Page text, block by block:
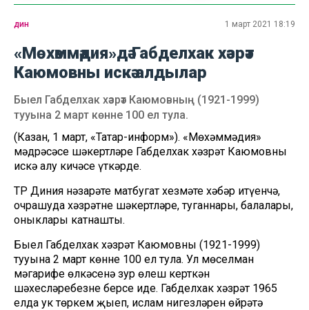
дин 1 март 2021 18:19
«Мөхәммәдия»дә Габделхак хәзрәт
Каюмовны искә алдылар
Быел Габделхак хәзрәт Каюмовның (1921-1999)
тууына 2 март көнне 100 ел тула.
(Казан, 1 март, «Татар-информ»). «Мөхәммәдия»
мәдрәсәсе шәкертләре Габделхак хәзрәт Каюмовны
искә алу кичәсе үткәрде.
ТР Диния нәзарәте матбугат хезмәте хәбәр итүенчә,
очрашуда хәзрәтнең шәкертләре, туганнары, балалары,
оныклары катнашты.
Быел Габделхак хәзрәт Каюмовның (1921-1999)
тууына 2 март көнне 100 ел тула. Ул мөселман
мәгарифе өлкәсенә зур өлеш керткән
шәхесләребезнең берсе иде. Габделхак хәзрәт 1965
елда ук төркем җыеп, ислам нигезләрен өйрәтә